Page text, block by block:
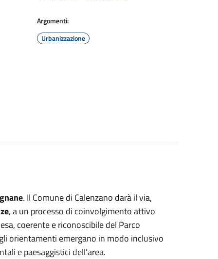
Argomenti:
Urbanizzazione
. Il Comune di Calenzano darà il via,
,aun processo di coinvolgimento attivo
coerente e riconoscibile del Parco
orientamenti emergano in modo inclusivo
e paesaggistici dell’area.